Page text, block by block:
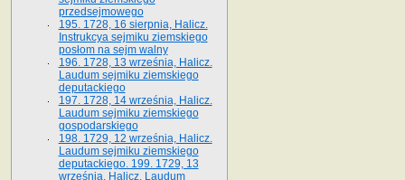
przedsejmowego
195. 1728, 16 sierpnia, Halicz.
Instrukcya sejmiku ziemskiego
posłom na sejm walny
196. 1728, 13 września, Halicz.
Laudum sejmiku ziemskiego
deputackiego
197. 1728, 14 września, Halicz.
Laudum sejmiku ziemskiego
gospodarskiego
198. 1729, 12 września, Halicz.
Laudum sejmiku ziemskiego
deputackiego. 199. 1729, 13
września, Halicz. Laudum